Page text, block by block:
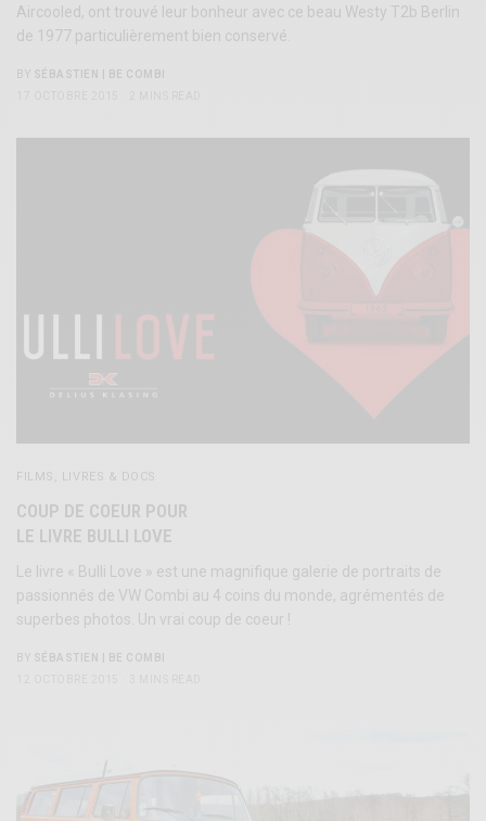
Aircooled, ont trouvé leur bonheur avec ce beau Westy T2b Berlin
de 1977 particulièrement bien conservé.
BY SÉBASTIEN | BE COMBI
FILMS, LIVRES & DOCS
COUP DE COEUR POUR
LE LIVRE BULLI LOVE
Le livre « Bulli Love » est une magnifique galerie de portraits de
passionnés de VW Combi au 4 coins du monde, agrémentés de
superbes photos. Un vrai coup de coeur !
BY SÉBASTIEN | BE COMBI